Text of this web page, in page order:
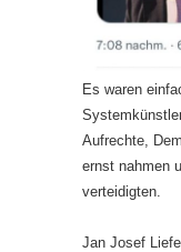
Es waren
Aufrechte,
ernst nahmen
verteidigten.
Jan Josef